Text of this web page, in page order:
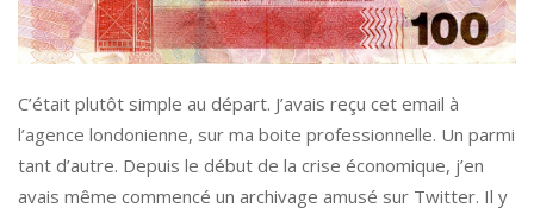
C’était plutôt simple au départ. J’avais reçu cet email à
l’agence londonienne, sur ma boite professionnelle. Un parmi
tant d’autre. Depuis le début de la crise économique, j’en
avais même commencé un archivage amusé sur Twitter. Il y